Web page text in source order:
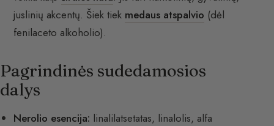
juslinių akcentų. Šiek tiek medaus atspalvio (dėl
fenilaceto alkoholio).
Pagrindinės sudedamosios
dalys
Nerolio esencija: linalilatsetatas, linalolis, alfa